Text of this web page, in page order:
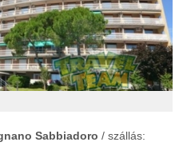
Sabbiadoro / szállás: